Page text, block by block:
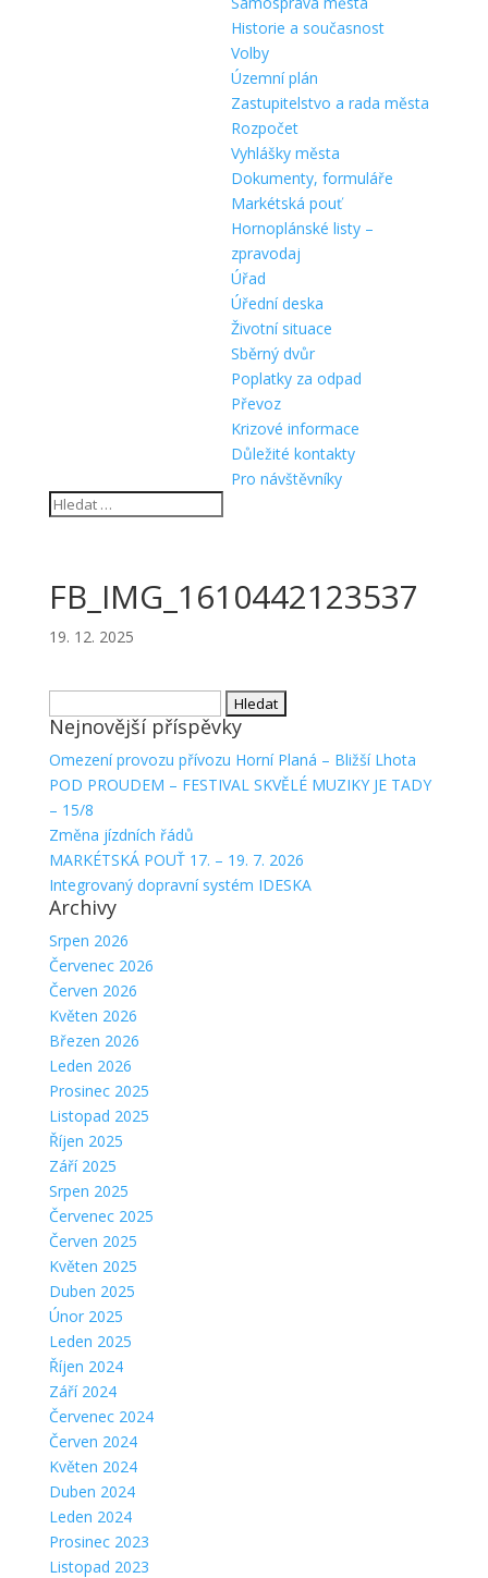
Historie a současnost
Volby
Územní plán
Zastupitelstvo a rada města
Rozpočet
Vyhlášky města
Dokumenty, formuláře
Markétská pouť
Hornoplánské listy –
zpravodaj
Úřad
Úřední deska
Životní situace
Sběrný dvůr
Poplatky za odpad
Převoz
Krizové informace
Důležité kontakty
Pro návštěvníky
FB_IMG_1610442123537
19. 12. 2025
Nejnovější příspěvky
Omezení provozu přívozu Horní Planá – Bližší Lhota
POD PROUDEM – FESTIVAL SKVĚLÉ MUZIKY JE TADY
– 15/8
Změna jízdních řádů
MARKÉTSKÁ POUŤ 17. – 19. 7. 2026
Integrovaný dopravní systém IDESKA
Archivy
Srpen 2026
Červenec 2026
Červen 2026
Květen 2026
Březen 2026
Leden 2026
Prosinec 2025
Listopad 2025
Říjen 2025
Září 2025
Srpen 2025
Červenec 2025
Červen 2025
Květen 2025
Duben 2025
Únor 2025
Leden 2025
Říjen 2024
Září 2024
Červenec 2024
Červen 2024
Květen 2024
Duben 2024
Leden 2024
Prosinec 2023
Listopad 2023